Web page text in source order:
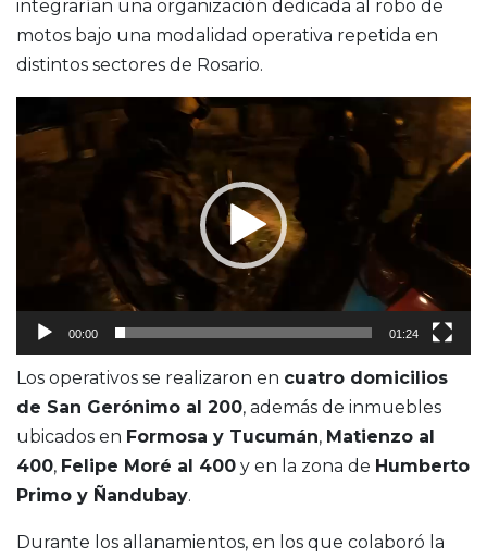
integrarían una organización dedicada al robo de
motos bajo una modalidad operativa repetida en
distintos sectores de Rosario.
Reproductor
de
video
00:00 01:24
Los operativos se realizaron en cuatro domicilios
de San Gerónimo al 200, además de inmuebles
ubicados en Formosa y Tucumán, Matienzo al
400, Felipe Moré al 400 y en la zona de Humberto
Primo y Ñandubay.
Durante los allanamientos, en los que colaboró la